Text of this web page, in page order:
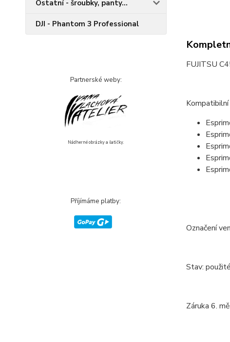
Ostatní - šroubky, panty...
DJI - Phantom 3 Professional
Partnerské weby:
Nádherné obrázky a šatičky.
Příjímáme platby:
FUJITSU
Kompatibilní
Označení
Stav:
Záruka 6.